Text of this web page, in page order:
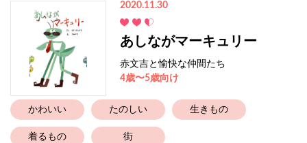
2020.11.30
あしながマーキュリー
赤文吉と愉快な仲間たち
4歳〜5歳向け
かわいい たのしい 生きもの
着るもの 街